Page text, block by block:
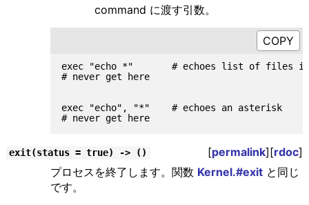
command に渡す引数。
exec "echo *"       # echoes list of files
# never get here
exec "echo", "*"    # echoes an asterisk
# never get here
exit(status = true) -> () [permalink][rdoc]
プロセスを終了します。関数 Kernel.#exitと同じ
です。